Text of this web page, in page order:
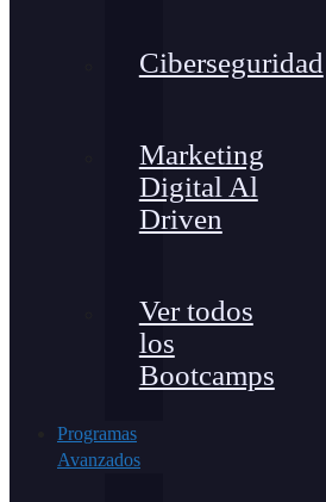
Ciberseguridad
Marketing
Digital Al
Driven
Ver todos
los
Bootcamps
Programas
Avanzados